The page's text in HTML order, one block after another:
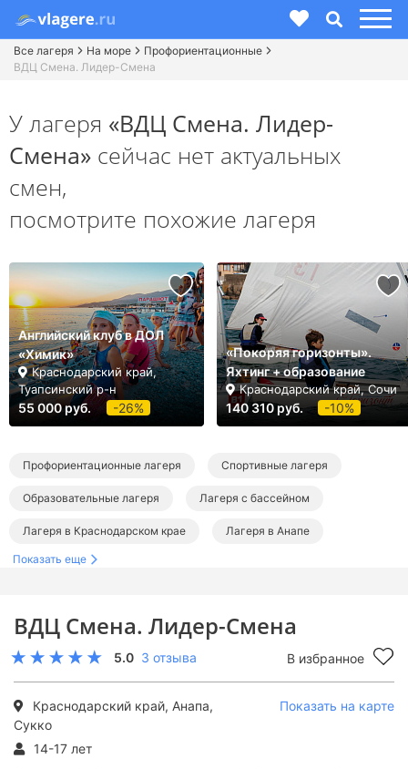
Все лагеря На море
Профориентационные
ВДЦ Смена. Лидер-Смена
ВДЦ Смена. Лидер-Смена
5.0 3 отзыва В избранное
Краснодарский край, Анапа,
Сукко
Показать на карте
14-17 лет
У лагеря «ВДЦ Смена. Лидер-
Смена» сейчас нет актуальных
смен,
посмотрите похожие лагеря
Английский клуб в ДОЛ
«Химик»
Краснодарский край,
Туапсинский р-н
55 000 руб. -26%
«Покоряя горизонты».
Яхтинг + образование
Краснодарский край, Сочи
140 310 руб. -10%
Профориентационные лагеря Спортивные лагеря
Образовательные лагеря Лагеря с бассейном
Лагеря в Краснодарском крае Лагеря в Анапе
Лагеря в Сукко
Профориентационные лагеря в Краснодарском крае
Спортивные лагеря в Краснодарском крае
Лагеря с бассейном в Краснодарском крае
Показать еще